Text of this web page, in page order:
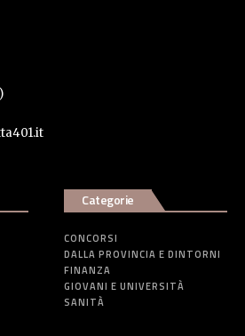
Categorie
CONCORSI
DALLA PROVINCIA E DINTORNI
FINANZA
GIOVANI E UNIVERSITÀ
SANITÀ